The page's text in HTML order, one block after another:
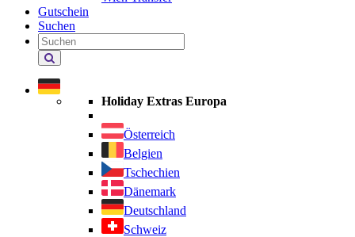
Gutschein
Suchen
Holiday
Extras
durchsuchen
Holiday Extras Europa
Österreich
Belgien
Tschechien
Dänemark
Deutschland
Schweiz